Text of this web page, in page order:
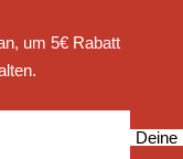
um 5€ Rabatt
Deine